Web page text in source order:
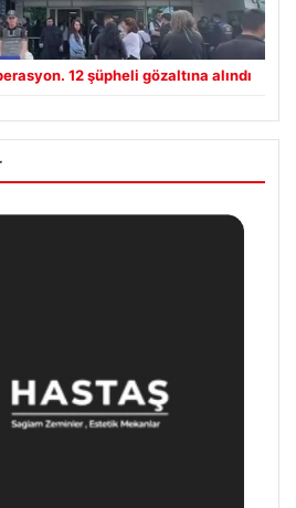
12 şüpheli gözaltına alındı